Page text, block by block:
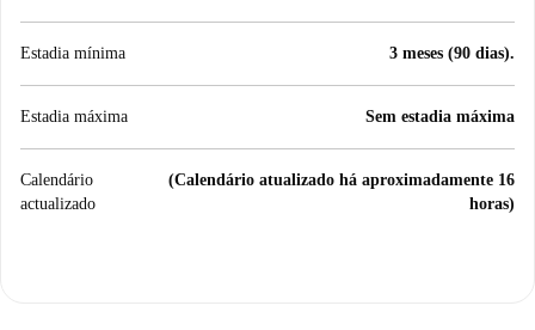
Estadia mínima 3 meses (90 dias).
Estadia máxima Sem estadia máxima
Calendário
actualizado
(Calendário atualizado há aproximadamente 16
horas)